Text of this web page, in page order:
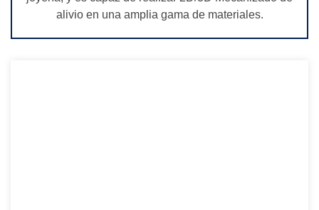
alivio en una amplia gama de materiales.